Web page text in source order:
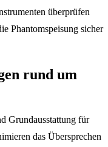
überprüfen
Phantomspeisung sicher
rund um
Grundausstattung für
das Übersprechen